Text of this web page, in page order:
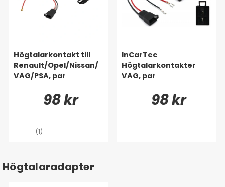
Högtalarkontakt till
Renault/Opel/Nissan/
VAG/PSA, par
98 kr
(1)
InCarTec
Högtalarkontakter
VAG, par
98 kr
Högtalaradapter